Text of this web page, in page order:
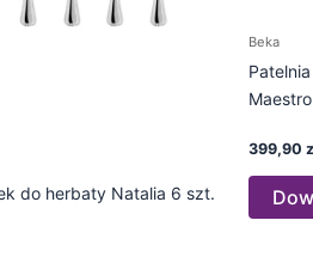
do herbaty Natalia 6 szt.
Beka
399,90